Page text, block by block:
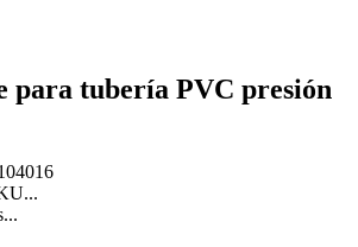
para tubería PVC presión